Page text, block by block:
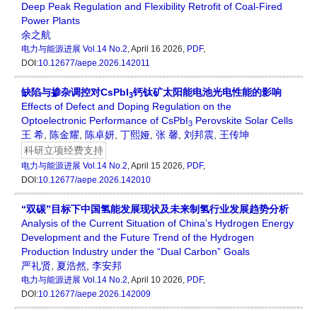
Deep Peak Regulation and Flexibility Retrofit of Coal-Fired
Power Plants
余之航
电力与能源进展 Vol.14 No.2, April 16 2026, PDF,
DOI:10.12677/aepe.2026.142011
缺陷与掺杂调控对CsPbI3钙钛矿太阳能电池光电性能的影响
Effects of Defect and Doping Regulation on the
Optoelectronic Performance of CsPbI3 Perovskite Solar Cells
王 希, 陈金耀, 陈卓妍, 丁熙娅, 张 馨, 刘邦震, 王传坤
科研立项经费支持
电力与能源进展 Vol.14 No.2, April 15 2026, PDF,
DOI:10.12677/aepe.2026.142010
“双碳”目标下中国氢能发展现状及未来制氢行业发展趋势分析
Analysis of the Current Situation of China’s Hydrogen Energy
Development and the Future Trend of the Hydrogen
Production Industry under the “Dual Carbon” Goals
严礼贤, 夏浩然, 李安邦
电力与能源进展 Vol.14 No.2, April 10 2026, PDF,
DOI:10.12677/aepe.2026.142009